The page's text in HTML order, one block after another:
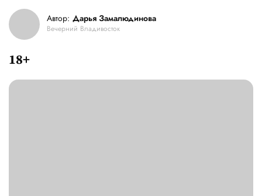
Автор: Дарья Замалюдинова
Вечерний Владивосток
18+